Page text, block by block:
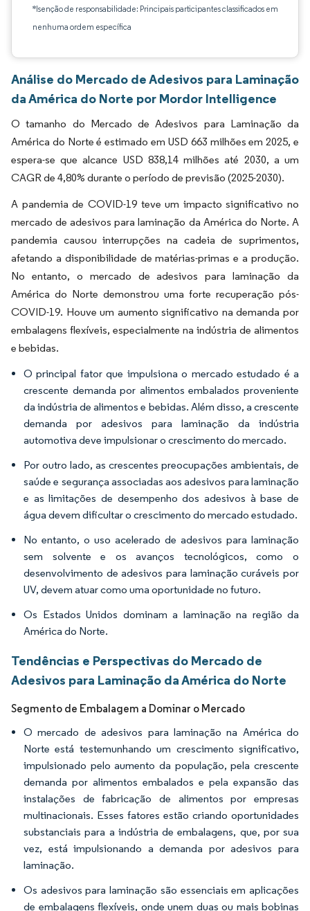
*Isenção de responsabilidade: Principais participantes classificados em
nenhuma ordem específica
Análise do Mercado de Adesivos para Laminação
da América do Norte por Mordor Intelligence
O tamanho do Mercado de Adesivos para Laminação da
América do Norte é estimado em USD 663 milhões em 2025, e
espera-se que alcance USD 838,14 milhões até 2030, a um
CAGR de 4,80% durante o período de previsão (2025-2030).
A pandemia de COVID-19 teve um impacto significativo no
mercado de adesivos para laminação da América do Norte. A
pandemia causou interrupções na cadeia de suprimentos,
afetando a disponibilidade de matérias-primas e a produção.
No entanto, o mercado de adesivos para laminação da
América do Norte demonstrou uma forte recuperação pós-
COVID-19. Houve um aumento significativo na demanda por
embalagens flexíveis, especialmente na indústria de alimentos
e bebidas.
O principal fator que impulsiona o mercado estudado é a
crescente demanda por alimentos embalados proveniente
da indústria de alimentos e bebidas. Além disso, a crescente
demanda por adesivos para laminação da indústria
automotiva deve impulsionar o crescimento do mercado.
Por outro lado, as crescentes preocupações ambientais, de
saúde e segurança associadas aos adesivos para laminação
e as limitações de desempenho dos adesivos à base de
água devem dificultar o crescimento do mercado estudado.
No entanto, o uso acelerado de adesivos para laminação
sem solvente e os avanços tecnológicos, como o
desenvolvimento de adesivos para laminação curáveis por
UV, devem atuar como uma oportunidade no futuro.
Os Estados Unidos dominam a laminação na região da
América do Norte.
Tendências e Perspectivas do Mercado de
Adesivos para Laminação da América do Norte
Segmento de Embalagem a Dominar o Mercado
O mercado de adesivos para laminação na América do
Norte está testemunhando um crescimento significativo,
impulsionado pelo aumento da população, pela crescente
demanda por alimentos embalados e pela expansão das
instalações de fabricação de alimentos por empresas
multinacionais. Esses fatores estão criando oportunidades
substanciais para a indústria de embalagens, que, por sua
vez, está impulsionando a demanda por adesivos para
laminação.
Os adesivos para laminação são essenciais em aplicações
de embalagens flexíveis, onde unem duas ou mais bobinas